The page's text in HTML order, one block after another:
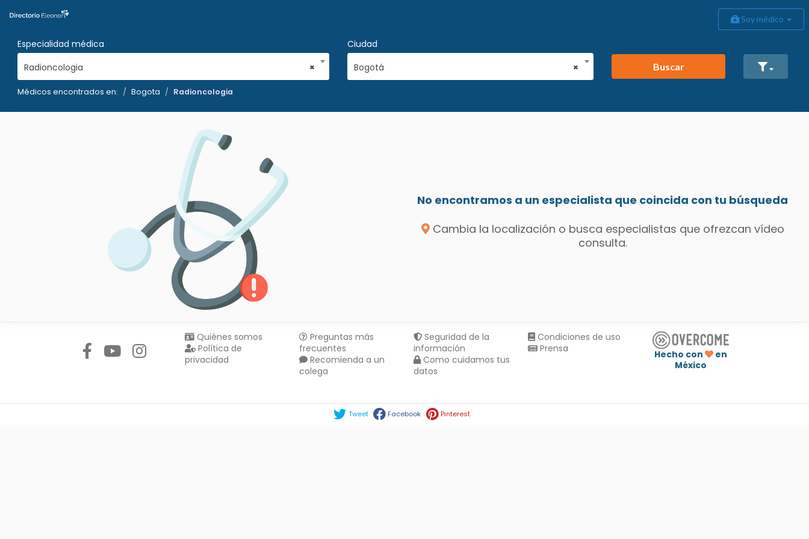
Soy médico
Especialidad médica
×
Radioncologia
Ciudad
×
Bogotá Buscar
Médicos encontrados en: Bogota Radioncologia
No encontramos a un especialista que coincida con tu búsqueda
Cambia la localización o busca especialistas que ofrezcan vídeo
consulta.
Quiénes somos
Política de
privacidad
Preguntas más
frecuentes
Recomienda a un
colega
Seguridad de la
información
Como cuidamos tus
datos
Condiciones de uso
Prensa
Hecho con
en
México
Tweet Facebook Pinterest